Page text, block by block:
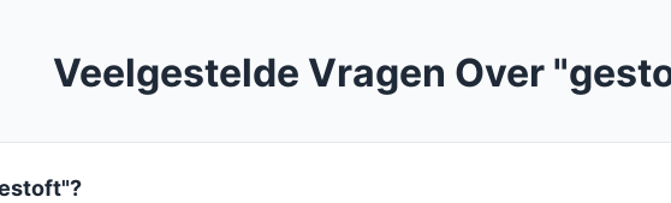
Veelgestelde Vragen Over